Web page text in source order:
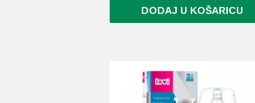
DODAJ U KOŠARICU